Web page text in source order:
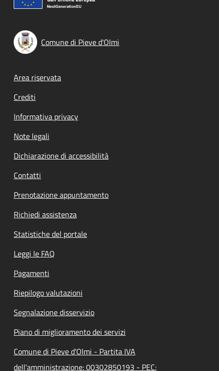
Comune di Pieve d'Olmi
Footer menu
Area riservata
Crediti
Informativa privacy
Note legali
Dichiarazione di accessibilità
Contatti
Prenotazione appuntamento
Richiedi assistenza
Statistiche del portale
Leggi le FAQ
Pagamenti
Riepilogo valutazioni
Segnalazione disservizio
Piano di miglioramento dei servizi
Comune di Pieve d'Olmi - Partita IVA
dell'amministrazione: 00302850193 - PEC: